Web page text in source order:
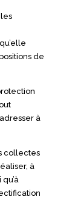
de
à
collectes
à